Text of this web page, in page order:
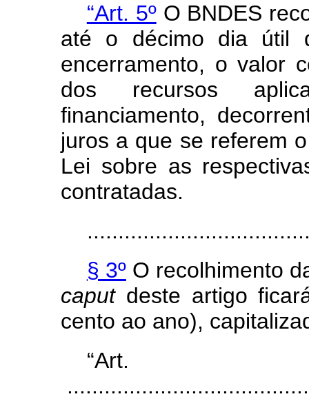
“Art. 5ºO BNDES
até o décimo dia útil
encerramento, o valor
dos recursos
financiamento,
juros a que se referem
Lei sobre as
contratadas.
§ 3ºO recolhimento
caputdeste artigo
cento ao ano),